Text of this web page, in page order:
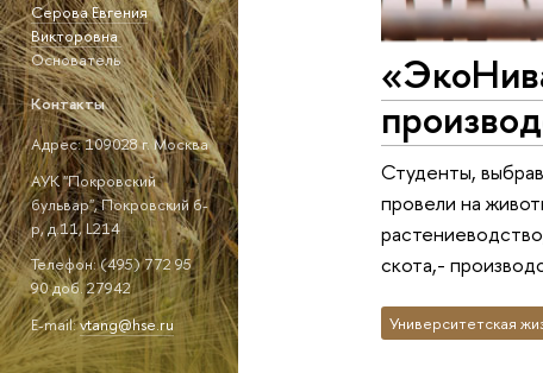
Серова Евгения
Викторовна
Основатель
Контакты
Адрес: 109028 г. Москва
АУК "Покровский
бульвар", Покровский б-
р, д.11, L214
Телефон: (495) 772 95
90 доб. 27942
E-mail:vtang@hse.ru
Студенты,
провели на
скота,-
Университетская